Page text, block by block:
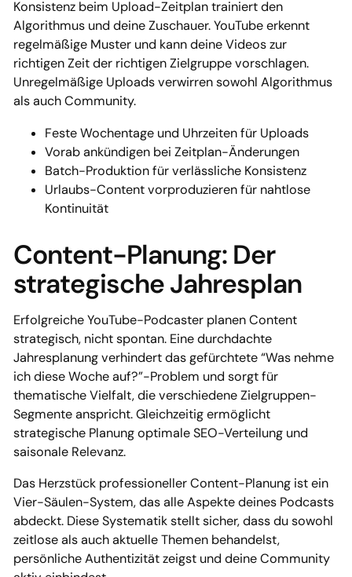
Konsistenz beim Upload-Zeitplan trainiert den
Algorithmus und deine Zuschauer. YouTube erkennt
regelmäßige Muster und kann deine Videos zur
richtigen Zeit der richtigen Zielgruppe vorschlagen.
Unregelmäßige Uploads verwirren sowohl Algorithmus
als auch Community.
Feste Wochentage und Uhrzeiten für Uploads
Vorab ankündigen bei Zeitplan-Änderungen
Batch-Produktion für verlässliche Konsistenz
Urlaubs-Content vorproduzieren für nahtlose
Kontinuität
Content-Planung: Der
strategische Jahresplan
Erfolgreiche YouTube-Podcaster planen Content
strategisch, nicht spontan. Eine durchdachte
Jahresplanung verhindert das gefürchtete “Was nehme
ich diese Woche auf?”-Problem und sorgt für
thematische Vielfalt, die verschiedene Zielgruppen-
Segmente anspricht. Gleichzeitig ermöglicht
strategische Planung optimale SEO-Verteilung und
saisonale Relevanz.
Das Herzstück professioneller Content-Planung ist ein
Vier-Säulen-System, das alle Aspekte deines Podcasts
abdeckt. Diese Systematik stellt sicher, dass du sowohl
zeitlose als auch aktuelle Themen behandelst,
persönliche Authentizität zeigst und deine Community